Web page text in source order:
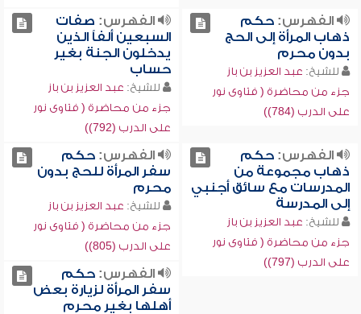
الفهرس:حكم
ذهاب المرأة إلى الحج
بدون محرم
للشيخ: عبد العزيز بن باز
جزء من محاضرة ( فتاوى نور
على الدرب (784))
الفهرس: صفات
السبعين ألفاً الذين
يدخلون الجنة بغير
حساب
للشيخ: عبد العزيز بن باز
جزء من محاضرة ( فتاوى نور
على الدرب (792))
الفهرس:حكم
ذهاب مجموعة من
المدرسات مع سائق أجنبي
إلى المدرسة
للشيخ: عبد العزيز بن باز
جزء من محاضرة ( فتاوى نور
على الدرب (797))
الفهرس:حكم
سفر المرأة للحج بدون
محرم
للشيخ: عبد العزيز بن باز
جزء من محاضرة ( فتاوى نور
على الدرب (805))
الفهرس:حكم
سفر المرأة لزيارة بعض
أهلها بغير محرم